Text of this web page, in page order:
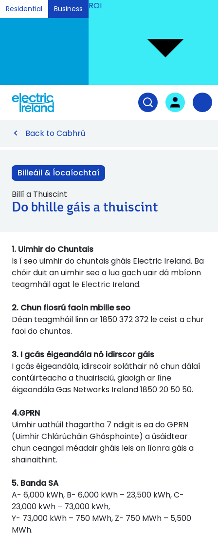
Residential Business ROI
Open search
User login
Back to Cabhrú
Billeáil & Íocaíochtaí
Billí a Thuiscint
Do bhille gáis a thuiscint
1. Uimhir do Chuntais
Is í seo uimhir do chuntais gháis Electric Ireland. Ba
chóir duit an uimhir seo a lua gach uair dá mbíonn
teagmháil agat le Electric Ireland.
2. Chun fiosrú faoin mbille seo
Déan teagmháil linn ar 1850 372 372 le ceist a chur
faoi do chuntas.
3. I gcás éigeandála nó idirscor gáis
I gcás éigeandála, idirscoir soláthair nó chun dálaí
contúirteacha a thuairisciú, glaoigh ar líne
éigeandála Gas Networks Ireland 1850 20 50 50.
4.GPRN
Uimhir uathúil thagartha 7 ndigit is ea do GPRN
(Uimhir Chlárúcháin Ghásphointe) a úsáidtear
chun ceangal méadair gháis leis an líonra gáis a
shainaithint.
5. Banda SA
A- 6,000 kWh, B- 6,000 kWh – 23,500 kWh, C-
23,000 kWh – 73,000 kWh,
Y- 73,000 kWh – 750 MWh, Z- 750 MWh – 5,500
MWh.